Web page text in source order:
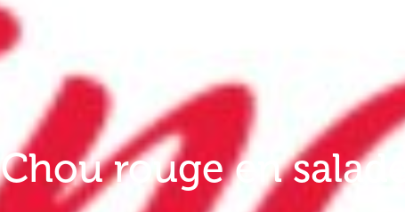
Chou rouge en